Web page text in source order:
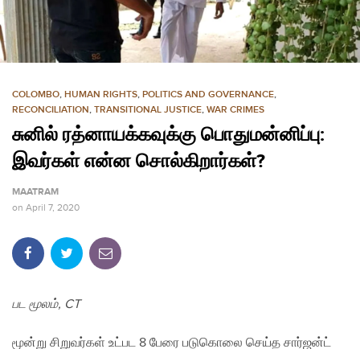
o
n
t
COLOMBO, HUMAN RIGHTS, POLITICS AND GOVERNANCE,
RECONCILIATION, TRANSITIONAL JUSTICE, WAR CRIMES
சுனில் ரத்னாயக்கவுக்கு பொதுமன்னிப்பு:
இவர்கள் என்ன சொல்கிறார்கள்?
MAATRAM
on April 7, 2020
பட மூலம், CT
மூன்று சிறுவர்கள் உட்பட 8 பேரை படுகொலை செய்த சார்ஜன்ட்